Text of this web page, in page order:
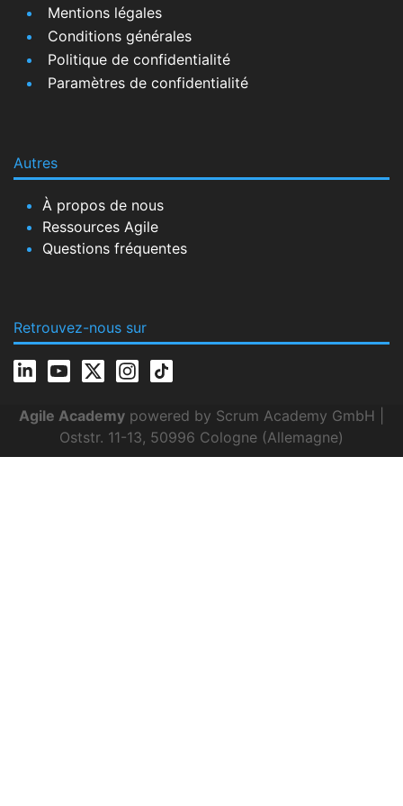
Mentions légales
Conditions générales
Politique de confidentialité
Paramètres de confidentialité
Autres
À propos de nous
Ressources Agile
Questions fréquentes
Retrouvez-nous sur
Agile Academy powered by Scrum Academy GmbH |
Oststr. 11-13, 50996 Cologne (Allemagne)